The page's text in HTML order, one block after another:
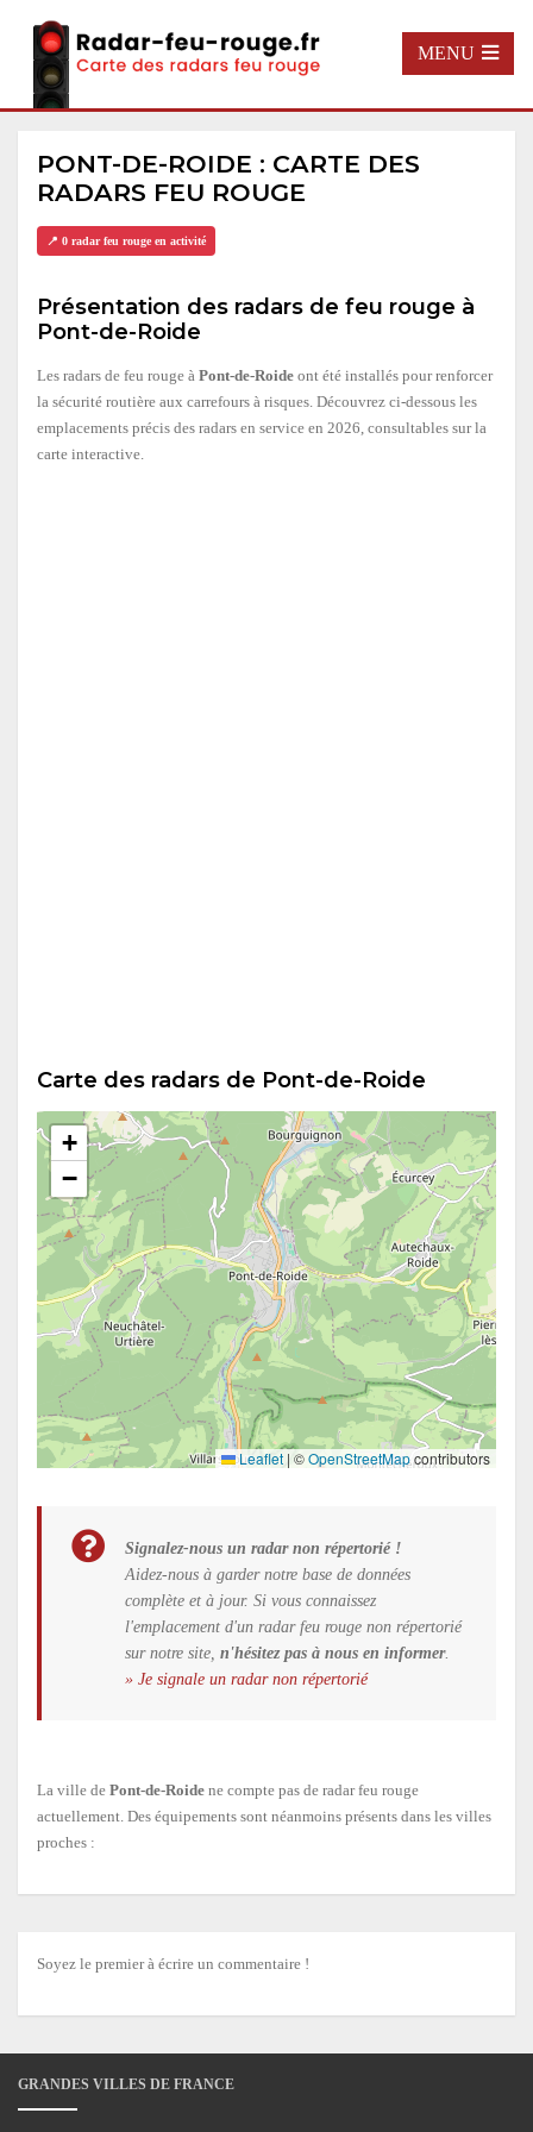
MENU
PONT-DE-ROIDE : CARTE DES
RADARS FEU ROUGE
📍 0 radar feu rouge en activité
Présentation des radars de feu rouge à
Pont-de-Roide
Les radars de feu rouge à Pont-de-Roide ont été installés pour renforcer
la sécurité routière aux carrefours à risques. Découvrez ci-dessous les
emplacements précis des radars en service en 2026, consultables sur la
carte interactive.
Carte des radars de Pont-de-Roide
+
−
Leaflet | ©OpenStreetMapcontributors
Signalez-nous un radar non répertorié !
Aidez-nous à garder notre base de données
complète et à jour. Si vous connaissez
l'emplacement d'un radar feu rouge non répertorié
sur notre site, n'hésitez pas à nous en informer.
» Je signale un radar non répertorié
La ville de Pont-de-Roide ne compte pas de radar feu rouge
actuellement. Des équipements sont néanmoins présents dans les villes
proches :
Soyez le premier à écrire un commentaire !
GRANDES VILLES DE FRANCE